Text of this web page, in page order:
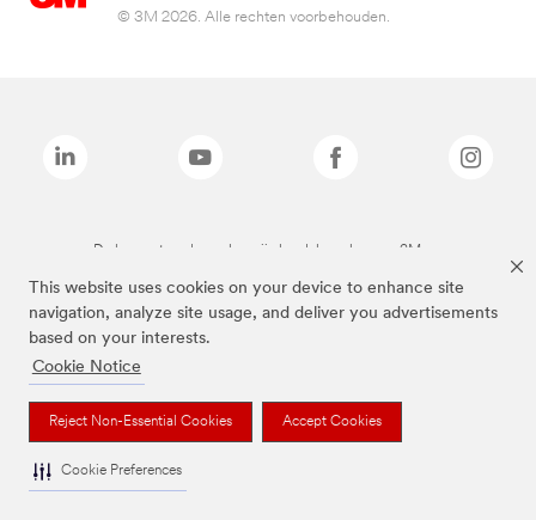
This website uses cookies on your device to enhance site
navigation, analyze site usage, and deliver you advertisements
based on your interests.
Cookie Notice
Reject Non-Essential Cookies Accept Cookies
Cookie Preferences
© 3M 2026. Alle rechten voorbehouden.
De bovenstaande merken zijn handelsmerken van 3M.we